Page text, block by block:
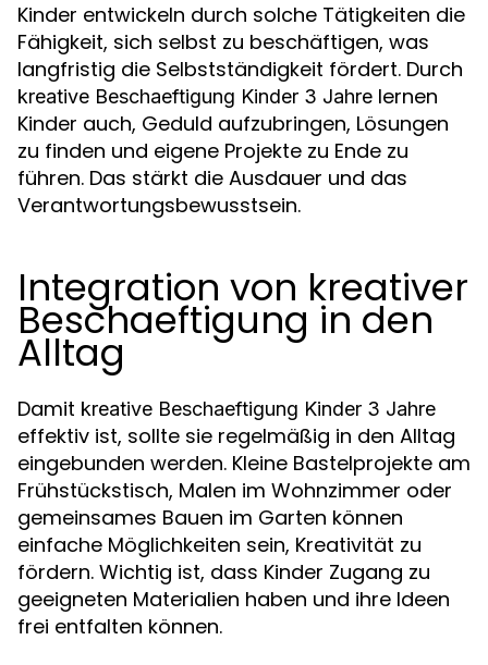
Kinder entwickeln durch solche Tätigkeiten die
Fähigkeit, sich selbst zu beschäftigen, was
langfristig die Selbstständigkeit fördert. Durch
kreative Beschaeftigung Kinder 3 Jahre lernen
Kinder auch, Geduld aufzubringen, Lösungen
zu finden und eigene Projekte zu Ende zu
führen. Das stärkt die Ausdauer und das
Verantwortungsbewusstsein.
Integration von kreativer
Beschaeftigung in den
Alltag
Damit kreative Beschaeftigung Kinder 3 Jahre
effektiv ist, sollte sie regelmäßig in den Alltag
eingebunden werden. Kleine Bastelprojekte am
Frühstückstisch, Malen im Wohnzimmer oder
gemeinsames Bauen im Garten können
einfache Möglichkeiten sein, Kreativität zu
fördern. Wichtig ist, dass Kinder Zugang zu
geeigneten Materialien haben und ihre Ideen
frei entfalten können.